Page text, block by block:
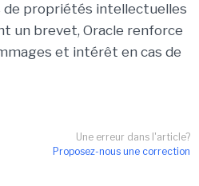
de propriétés intellectuelles
un brevet, Oracle renforce
et intérêt en cas de
Une erreur dans l'article?
Proposez-nous une correction